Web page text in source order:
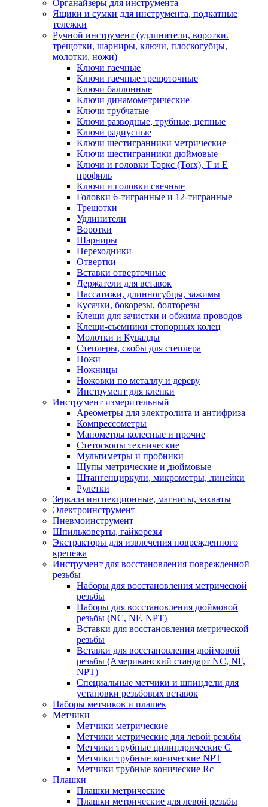
Органайзеры для инструмента
Ящики и сумки для инструмента, подкатные
тележки
Ручной инструмент (удлинители, воротки.
трещотки, шарниры, ключи, плоскогубцы,
молотки, ножи)
Ключи гаечные
Ключи гаечные трещоточные
Ключи баллонные
Ключи динамометрические
Ключи трубчатые
Ключи разводные, трубные, цепные
Ключи радиусные
Ключи шестигранники метрические
Ключи шестигранники дюймовые
Ключи и головки Торкс (Torx), Т и Е
профиль
Ключи и головки свечные
Головки 6-тигранные и 12-тигранные
Трещотки
Удлинители
Воротки
Шарниры
Переходники
Отвертки
Вставки отверточные
Держатели для вставок
Пассатижи, длинногубцы, зажимы
Кусачки, бокорезы, болторезы
Клещи для зачистки и обжима проводов
Клещи-съемники стопорных колец
Молотки и Кувалды
Степлеры, скобы для степлера
Ножи
Ножницы
Ножовки по металлу и дереву
Инструмент для клепки
Инструмент измерительный
Ареометры для электролита и антифриза
Компрессометры
Манометры колесные и прочие
Стетоскопы технические
Мультиметры и пробники
Щупы метрические и дюймовые
Штангенциркули, микрометры, линейки
Рулетки
Зеркала инспекционные, магниты, захваты
Электроинструмент
Пневмоинструмент
Шпильковерты, гайкорезы
Экстракторы для извлечения поврежденного
крепежа
Инструмент для восстановления поврежденной
резьбы
Наборы для восстановления метрической
резьбы
Наборы для восстановления дюймовой
резьбы (NC, NF, NPT)
Вставки для восстановления метрической
резьбы
Вставки для восстановления дюймовой
резьбы (Американский стандарт NC, NF,
NPT)
Специальные метчики и шпиндели для
установки резьбовых вставок
Наборы метчиков и плашек
Метчики
Метчики метрические
Метчики метрические для левой резьбы
Метчики трубные цилиндрические G
Метчики трубные конические NPT
Метчики трубные конические Rc
Плашки
Плашки метрические
Плашки метрические для левой резьбы